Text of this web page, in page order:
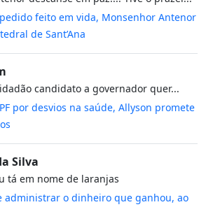
feito em vida, Monsenhor Antenor
de Sant’Ana
candidato a governador quer...
por desvios na saúde, Allyson promete
Silva
tá em nome de laranjas
administrar o dinheiro que ganhou, ao